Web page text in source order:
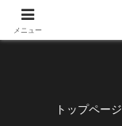
【1760話以上
トップページ
メニュー